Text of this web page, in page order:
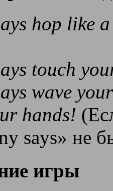
hop like
touch
wave
hands!
says» не
игры